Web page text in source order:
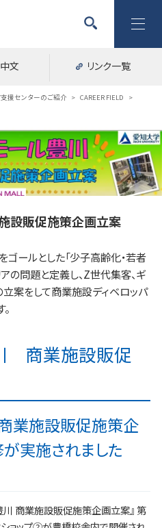
中文 リンク一覧
支援センターのご紹介 > CAREER FIELD
>
設販促施策企画立案
ールとした「少子高齢化・若者
の問題と定義し、Z世代集客、ギ
案をして商業施設ディベロッパ
商業施設販促
業施設販促施策企
実施されました
川 商業施設販促施策企画立案』 第